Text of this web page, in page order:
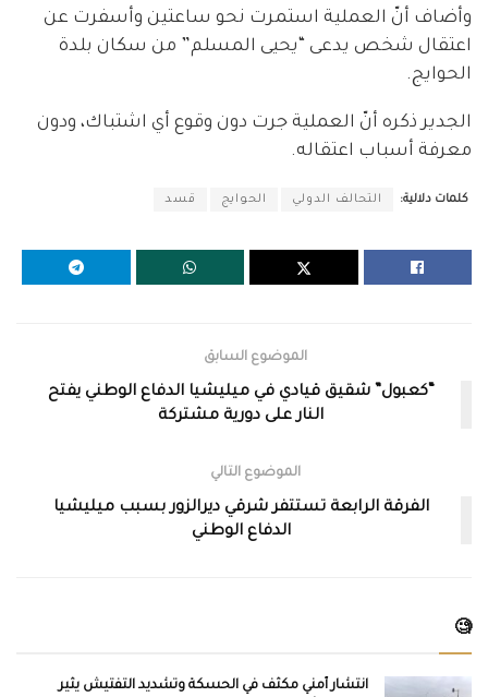
وأضاف أنّ العملية استمرت نحو ساعتين وأسفرت عن
اعتقال شخص يدعى “يحيى المسلم” من سكان بلدة
الحوايج.
الجدير ذكره أنّ العملية جرت دون وقوع أي اشتباك، ودون
معرفة أسباب اعتقاله.
كلمات دلالية: التحالف الدولي الحوايج قسد
الموضوع السابق
“كعبول” شقيق قيادي في ميليشيا الدفاع الوطني يفتح
النار على دورية مشتركة
الموضوع التالي
الفرقة الرابعة تستتفر شرقي ديرالزور بسبب ميليشيا
الدفاع الوطني
🧐
انتشار أمني مكثف في الحسكة وتشديد التفتيش يثير